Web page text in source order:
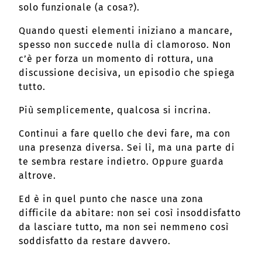
solo funzionale (a cosa?).
Quando questi elementi iniziano a mancare,
spesso non succede nulla di clamoroso. Non
c’è per forza un momento di rottura, una
discussione decisiva, un episodio che spiega
tutto.
Più semplicemente, qualcosa si incrina.
Continui a fare quello che devi fare, ma con
una presenza diversa. Sei lì, ma una parte di
te sembra restare indietro. Oppure guarda
altrove.
Ed è in quel punto che nasce una zona
difficile da abitare: non sei così insoddisfatto
da lasciare tutto, ma non sei nemmeno così
soddisfatto da restare davvero.